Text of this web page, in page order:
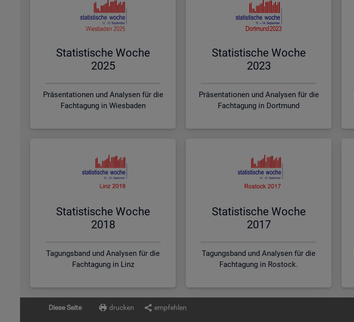
Sta­tis­ti­sche Woche
2025
Präsentationen und Analysen für die
Fachtagung in Wiesbaden
Sta­tis­ti­sche Woche
2023
Präsentationen und Analysen für die
Fachtagung in Dortmund
Sta­tis­ti­sche Woche
2018
Tagungsband und Analysen für die
Fachtagung in Linz
Sta­tis­ti­sche Woche
2017
Tagungsband und Analysen für die
Fachtagung in Rostock.
Diese Seite drucken empfehlen